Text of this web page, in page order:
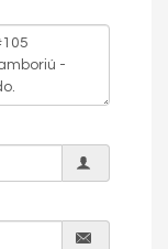
e principais